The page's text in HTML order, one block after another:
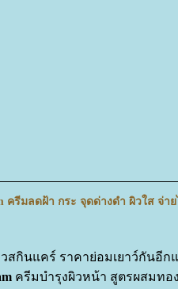
ครีมลดฝ้า กระ จุดด่างดำ ผิวใส จ่า
สกินแคร์ ราคาย่อมเยาว์กันอี
ครีมบำรุงผิวหน้า สูตรผสมทอ